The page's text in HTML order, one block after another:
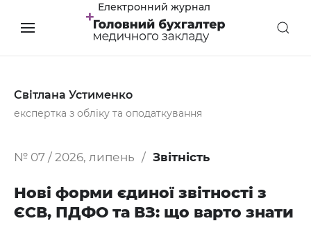
Електронний журнал
Світлана Устименко
експертка з обліку та оподаткування
№ 07 / 2026, липень Звітність
Нові форми єдиної звітності з
ЄСВ, ПДФО та ВЗ: що варто знати